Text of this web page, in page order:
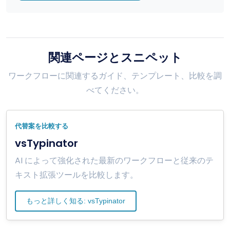
関連ページとスニペット
ワークフローに関連するガイド、テンプレート、比較を調
べてください。
代替案を比較する
vsTypinator
AI によって強化された最新のワークフローと従来のテ
キスト拡張ツールを比較します。
もっと詳しく知る: vsTypinator